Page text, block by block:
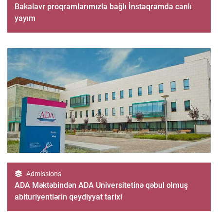
Bakalavr proqramlarımızla bağlı İnstaqramda canlı
yayım
Admissions
ADA Məktəbindən ADA Universitetinə qəbul olmuş
abituriyentlərin qeydiyyat tarixi